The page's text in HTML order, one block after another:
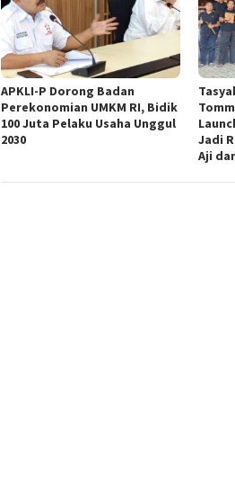
APKLI-P Dorong Badan
Perekonomian UMKM RI, Bidik
100 Juta Pelaku Usaha Unggul
2030
Jadi
Aji